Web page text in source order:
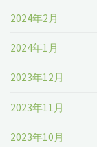
2024年2月
2024年1月
2023年12月
2023年11月
2023年10月